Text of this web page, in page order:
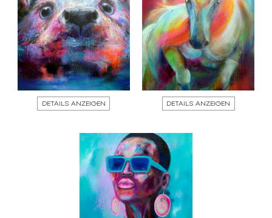
DETAILS ANZEIGEN DETAILS ANZEIGEN